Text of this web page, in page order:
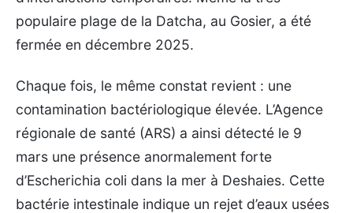
populaire plage de la Datcha, au Gosier, a été
fermée en décembre 2025.
Chaque fois, le même constat revient : une
contamination bactériologique élevée. L’Agence
régionale de santé (ARS) a ainsi détecté le 9
mars une présence anormalement forte
d’Escherichia coli dans la mer à Deshaies. Cette
bactérie intestinale indique un rejet d’eaux usées